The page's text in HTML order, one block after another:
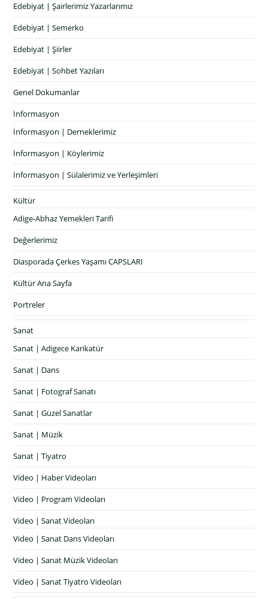
Edebiyat | Şairlerimiz Yazarlarımız
Edebiyat | Semerko
Edebiyat | Şiirler
Edebiyat | Sohbet Yazıları
Genel Dokumanlar
İnformasyon
İnformasyon | Derneklerimiz
İnformasyon | Köylerimiz
İnformasyon | Sülalerimiz ve Yerleşimleri
Kültür
Adige-Abhaz Yemekleri Tarifi
Değerlerimiz
Diasporada Çerkes Yaşamı CAPSLARI
Kültür Ana Sayfa
Portreler
Sanat
Sanat | Adigece Karikatür
Sanat | Dans
Sanat | Fotograf Sanatı
Sanat | Güzel Sanatlar
Sanat | Müzik
Sanat | Tiyatro
Video | Haber Videoları
Video | Program Videoları
Video | Sanat Videoları
Video | Sanat Dans Videoları
Video | Sanat Müzik Videoları
Video | Sanat Tiyatro Videoları